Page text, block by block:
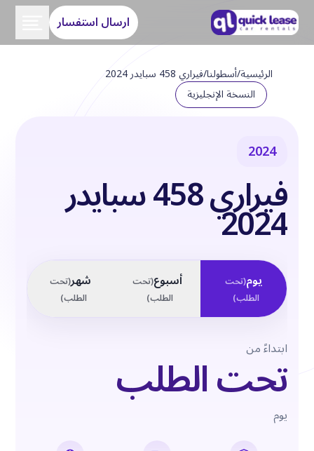
ارسال استفسار
الرئيسية/أسطولنا/فيراري 458 سبايدر 2024
النسخة الإنجليزية
2024
فيراري 458 سبايدر 2024
يوم(تحت
الطلب)
أسبوع(تحت
الطلب)
شهر(تحت
الطلب)
ابتداءً من
تحت الطلب
يوم